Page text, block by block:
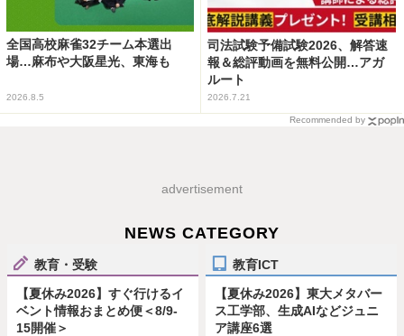
全国高校麻雀32チーム本選出
場…麻布や大阪星光、東海も
2026.8.5
司法試験予備試験2026、解答速
報＆総評動画を無料公開…アガ
ルート
2026.7.21
Recommended by
advertisement
NEWS CATEGORY
教育・受験
【夏休み2026】すぐ行けるイ
ベント情報おまとめ便＜8/9-
15開催＞
教育ICT
【夏休み2026】東大メタバー
ス工学部、生成AIなどジュニ
ア講座6選